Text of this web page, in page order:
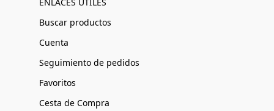
Buscar productos
Cuenta
Seguimiento de pedidos
Favoritos
Cesta de Compra